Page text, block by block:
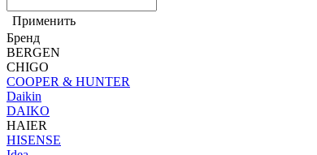
Применить
Бренд
BERGEN
CHIGO
COOPER & HUNTER
Daikin
DAIKO
HAIER
HISENSE